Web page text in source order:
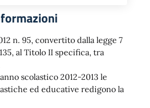
n. 95, convertito dalla legge 7
al Titolo II specifica, tra
scolastico 2012-2013 le
ed educative redigono la